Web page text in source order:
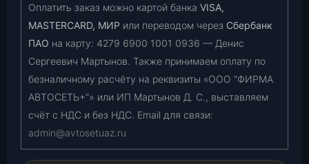
Оплатить заказ можно картой банка VISA,
MASTERCARD, МИР или переводом через Сбербанк
ПАО на карту: 4279 6900 1001 0936 — Денис
Сергеевич Мартынов. Также принимаем оплату по
безналичному расчёту на реквизиты «ООО “ФИРМА
АВТОСЕТЬ+”» или ИП Мартынов Д. С., выставляем
счёт с НДС и без НДС. Email для связи:
admin@avtosetuaz.ru